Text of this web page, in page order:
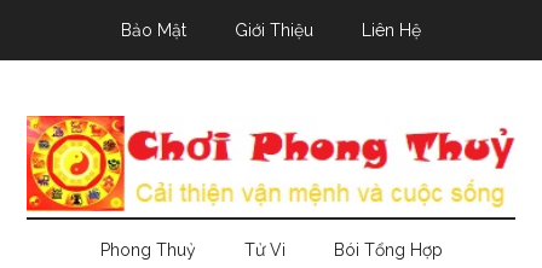
Bảo Mật Giới Thiệu Liên Hệ
Phong Thuỷ Tử Vi Bói Tổng Hợp